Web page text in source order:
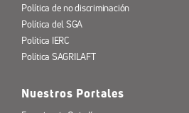
Política de no discriminación
Política del SGA
Política IERC
Política SAGRILAFT
Nuestros Portales